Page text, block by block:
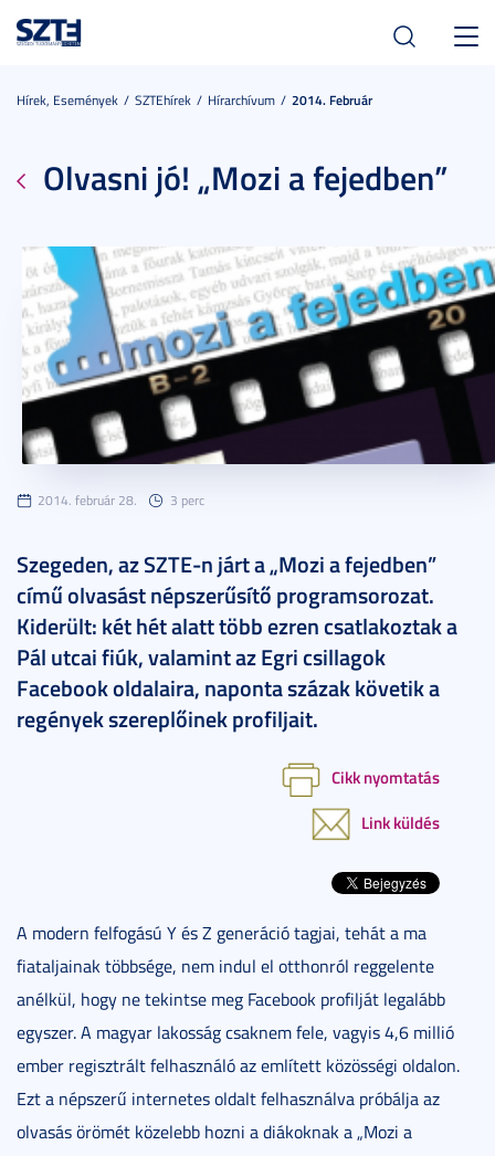
Hírek, Események SZTEhírek Hírarchívum 2014. Február
Olvasni jó! „Mozi a fejedben”
2014. február 28. 3 perc
Szegeden, az SZTE-n járt a „Mozi a fejedben”
című olvasást népszerűsítő programsorozat.
Kiderült: két hét alatt több ezren csatlakoztak a
Pál utcai fiúk, valamint az Egri csillagok
Facebook oldalaira, naponta százak követik a
regények szereplőinek profiljait.
Cikk nyomtatás
Link küldés
A modern felfogású Y és Z generáció tagjai, tehát a ma
fiataljainak többsége, nem indul el otthonról reggelente
anélkül, hogy ne tekintse meg Facebook profilját legalább
egyszer. A magyar lakosság csaknem fele, vagyis 4,6 millió
ember regisztrált felhasználó az említett közösségi oldalon.
Ezt a népszerű internetes oldalt felhasználva próbálja az
olvasás örömét közelebb hozni a diákoknak a „Mozi a